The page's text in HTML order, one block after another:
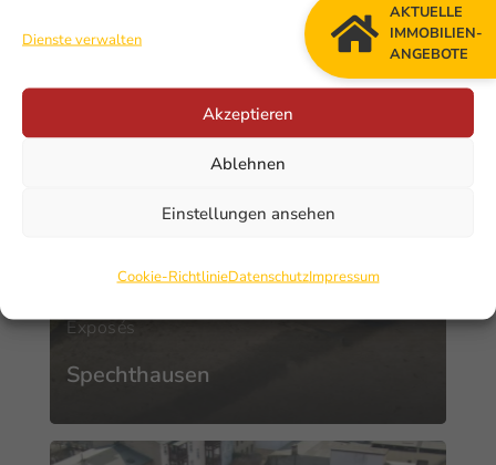
Dienste verwalten
Akzeptieren
Ablehnen
Einstellungen ansehen
Cookie-RichtlinieDatenschutzImpressum
Exposés
Spechthausen
AKTUELLE
IMMOBILIEN-
ANGEBOTE